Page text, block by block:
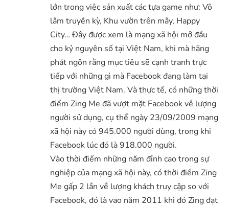
lớn trong việc sản xuất các tựa game như: Võ
lâm truyền kỳ, Khu vườn trên mây, Happy
City… Đây được xem là mạng xã hội mở đầu
cho kỷ nguyên số tại Việt Nam, khi mà hãng
phát ngôn rằng mục tiêu sẽ cạnh tranh trực
tiếp với những gì mà Facebook đang làm tại
thị trường Việt Nam. Và thực tế, có những thời
điểm Zing Me đã vượt mặt Facebook về lượng
người sử dụng, cụ thể ngày 23/09/2009 mạng
xã hội này có 945.000 người dùng, trong khi
Facebook lúc đó là 918.000 người.
Vào thời điểm những năm đỉnh cao trong sự
nghiệp của mạng xã hội này, có thời điểm Zing
Me gấp 2 lần về lượng khách truy cập so với
Facebook, đó là vao năm 2011 khi đó Zing đạt